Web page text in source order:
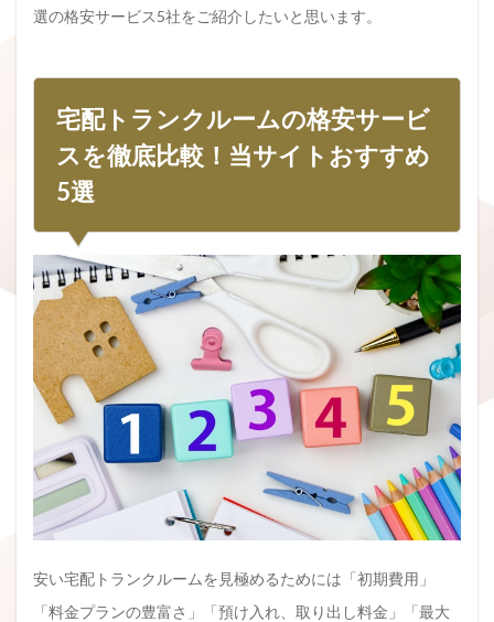
選の格安サービス5社をご紹介したいと思います。
宅配トランクルームの格安サービ
スを徹底比較！当サイトおすすめ
5選
安い宅配トランクルームを見極めるためには「初期費用」
「料金プランの豊富さ」「預け入れ、取り出し料金」「最大